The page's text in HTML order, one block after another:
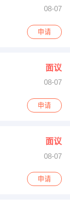
08-07
楼
申请
面议
08-07
五堰丰融超市对面
申请
面议
08-07
申请